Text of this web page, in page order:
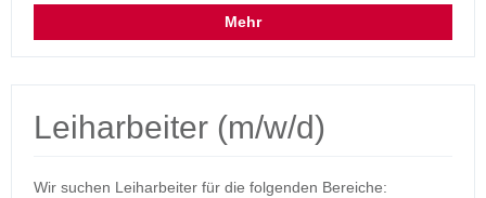
Mehr
Leiharbeiter (m/w/d)
Wir suchen Leiharbeiter für die folgenden Bereiche: